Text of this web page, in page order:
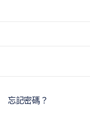
忘記密碼？